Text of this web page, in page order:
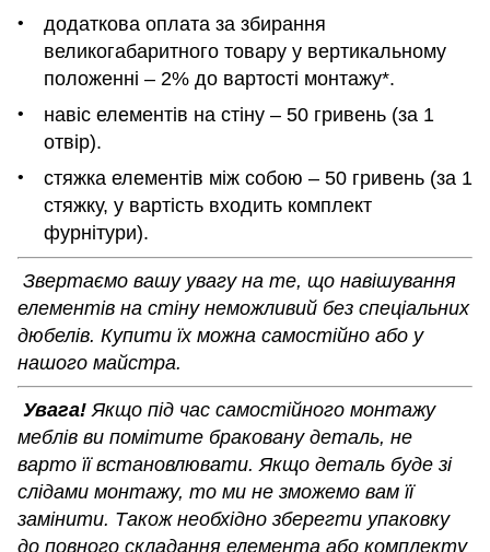
додаткова оплата за збирання
великогабаритного товару у вертикальному
положенні – 2% до вартості монтажу*.
навіс елементів на стіну – 50 гривень (за 1
отвір).
стяжка елементів між собою – 50 гривень (за 1
стяжку, у вартість входить комплект
фурнітури).
Звертаємо вашу увагу на те, що навішування
елементів на стіну неможливий без спеціальних
дюбелів. Купити їх можна самостійно або у
нашого майстра.
Увага! Якщо під час самостійного монтажу
меблів ви помітите браковану деталь, не
варто її встановлювати. Якщо деталь буде зі
слідами монтажу, то ми не зможемо вам її
замінити. Також необхідно зберегти упаковку
до повного складання елемента або комплекту